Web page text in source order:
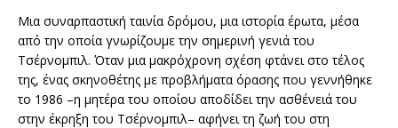
Μια συναρπαστική ταινία δρόμου, μια ιστορία έρωτα, μέσα
από την οποία γνωρίζουμε την σημερινή γενιά του
Τσέρνομπιλ. Όταν μια μακρόχρονη σχέση φτάνει στο τέλος
της, ένας σκηνοθέτης με προβλήματα όρασης που γεννήθηκε
το 1986 –η μητέρα του οποίου αποδίδει την ασθένειά του
στην έκρηξη του Τσέρνομπιλ– αφήνει τη ζωή του στη